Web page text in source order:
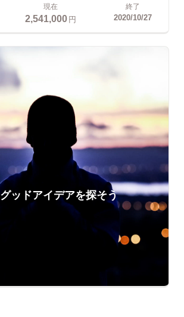
現在
2,541,000円
終了
2020/10/27
グッドアイデアを探そう